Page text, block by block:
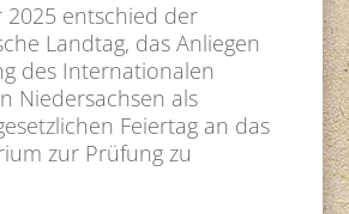
2025 entschied der
Landtag, das Anliegen
des Internationalen
Niedersachsen als
Feiertag an das
zur Prüfung zu